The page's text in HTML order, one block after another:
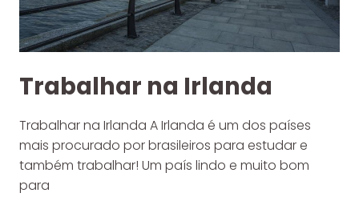
Trabalhar na Irlanda
Trabalhar na Irlanda A Irlanda é um dos países
mais procurado por brasileiros para estudar e
também trabalhar! Um país lindo e muito bom
para